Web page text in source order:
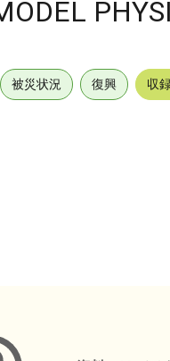
被災状況 復興 収